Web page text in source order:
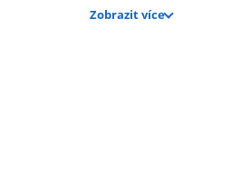
TS6040, Canon Pixma TS6050
TS8050 Series, Canon Pixma
Series
Zobrazit více